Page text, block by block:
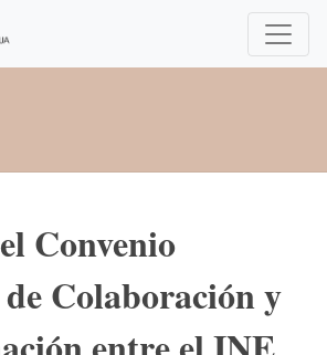
Convenio
Colaboración y